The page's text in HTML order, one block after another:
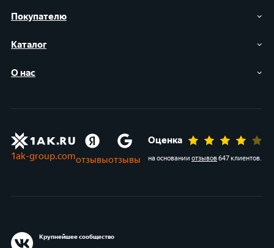
Покупателю
Каталог
О нас
1ak-group.comотзывыотзывы
Оценка
на основании отзывов647 клиентов.
Крупнейшее сообщество